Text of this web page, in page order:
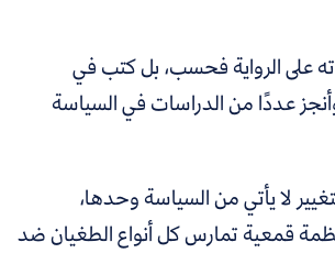
على الرواية فحسب، بل كتب في
عددًا من الدراسات في السياسة
لا يأتي من السياسة وحدها،
قمعية تمارس كل أنواع الطغيان ضد